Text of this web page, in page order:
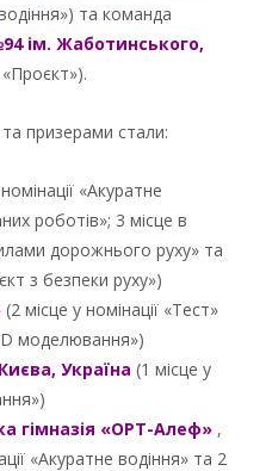
та команда
ім. Жаботинського,
«Проєкт»).
призерами стали:
«Акуратне
роботів»; 3 місце в
дорожнього руху» та
з безпеки руху»)
(2 місце у номінації «Тест»
моделювання»)
Україна (1 місце у
гімназія «ОРТ-Алеф» ,
«Акуратне водіння» та 2